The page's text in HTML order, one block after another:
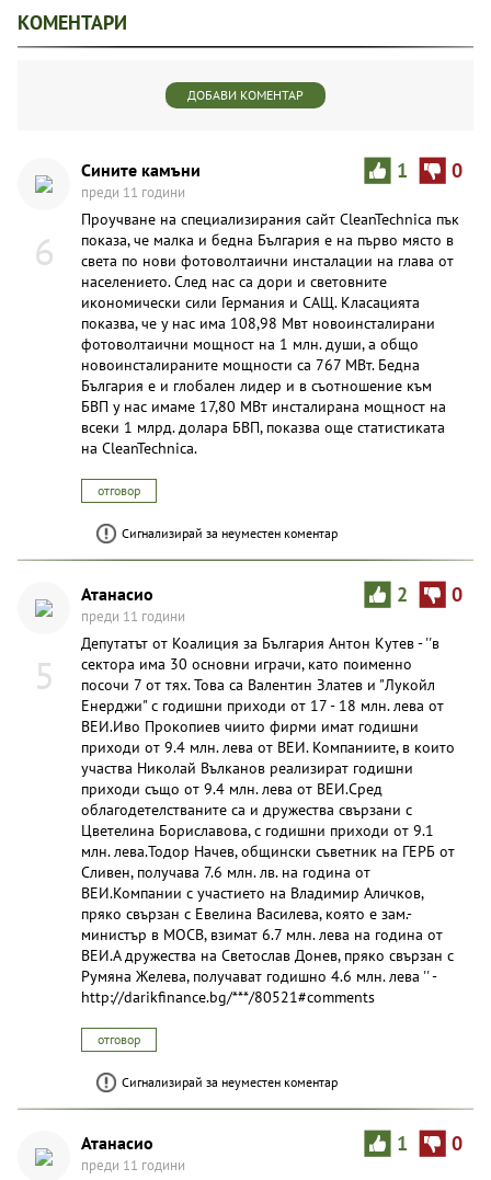
КОМЕНТАРИ
ДОБАВИ КОМЕНТАР
6
1 0
Сините камъни
преди 11 години
Проучване на специализирания сайт CleanTechnica пък
показа, че малка и бедна България е на първо място в
света по нови фотоволтаични инсталации на глава от
населението. След нас са дори и световните
икономически сили Германия и САЩ. Класацията
показва, че у нас има 108,98 Мвт новоинсталирани
фотоволтаични мощност на 1 млн. души, а общо
новоинсталираните мощности са 767 МВт. Бедна
България е и глобален лидер и в съотношение към
БВП у нас имаме 17,80 МВт инсталирана мощност на
всеки 1 млрд. долара БВП, показва още статистиката
на CleanTechnica.
отговор
Сигнализирай за неуместен коментар
5
2 0
Атанасио
преди 11 години
Депутатът от Коалиция за България Антон Кутев - ''в
сектора има 30 основни играчи, като поименно
посочи 7 от тях. Това са Валентин Златев и "Лукойл
Енерджи" с годишни приходи от 17 - 18 млн. лева от
ВЕИ.Иво Прокопиев чиито фирми имат годишни
приходи от 9.4 млн. лева от ВЕИ. Компаниите, в които
участва Николай Вълканов реализират годишни
приходи също от 9.4 млн. лева от ВЕИ.Сред
облагодетелстваните са и дружества свързани с
Цветелина Бориславова, с годишни приходи от 9.1
млн. лева.Тодор Начев, общински съветник на ГЕРБ от
Сливен, получава 7.6 млн. лв. на година от
ВЕИ.Компании с участието на Владимир Аличков,
пряко свързан с Евелина Василева, която е зам.-
министър в МОСВ, взимат 6.7 млн. лева на година от
ВЕИ.А дружества на Светослав Донев, пряко свързан с
Румяна Желева, получават годишно 4.6 млн. лева '' -
http://darikfinance.bg/***/80521#comments
отговор
Сигнализирай за неуместен коментар
1 0
Атанасио
преди 11 години